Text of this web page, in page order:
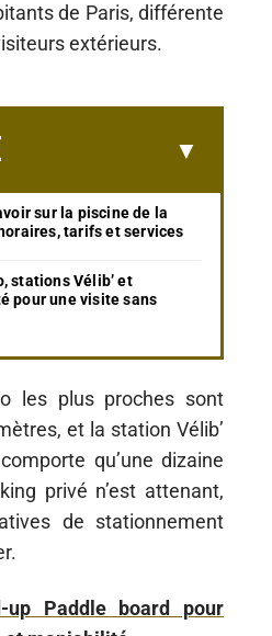
de Paris, différente
extérieurs.
sur la piscine de la
tarifs et services
stations Vélib’ et
pour une visite sans
les plus proches sont
et la station Vélib’
qu’une dizaine
privé n’est attenant,
de stationnement
up Paddle board pour